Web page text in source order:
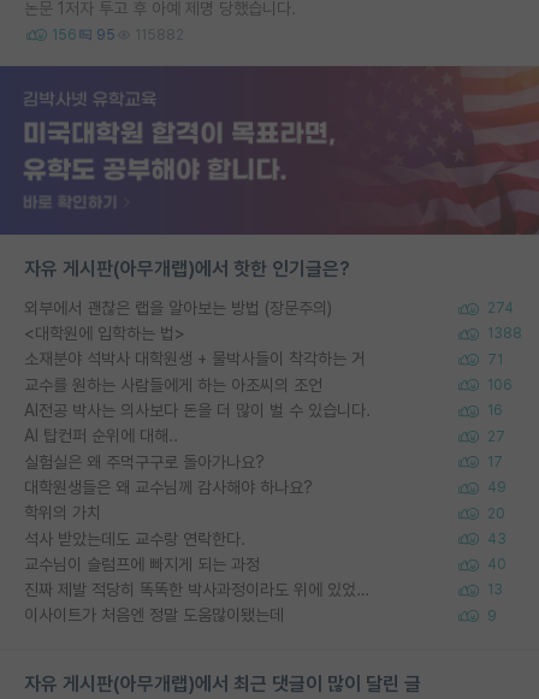
논문 1저자 투고 후 아예 제명 당했습니다.
156 95 115882
자유 게시판(아무개랩)에서 핫한 인기글은?
외부에서 괜찮은 랩을 알아보는 방법 (장문주의) 274
<대학원에 입학하는 법> 1388
소재분야 석박사 대학원생 + 물박사들이 착각하는 거 71
교수를 원하는 사람들에게 하는 아조씨의 조언 106
AI전공 박사는 의사보다 돈을 더 많이 벌 수 있습니다. 16
AI 탑컨퍼 순위에 대해.. 27
실험실은 왜 주먹구구로 돌아가나요? 17
대학원생들은 왜 교수님께 감사해야 하나요? 49
학위의 가치 20
석사 받았는데도 교수랑 연락한다. 43
교수님이 슬럼프에 빠지게 되는 과정 40
진짜 제발 적당히 똑똑한 박사과정이라도 위에 있었으면.. 13
이사이트가 처음엔 정말 도움많이됐는데 9
자유 게시판(아무개랩)에서 최근 댓글이 많이 달린 글